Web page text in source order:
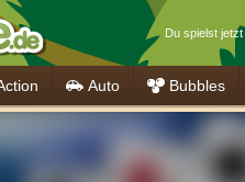
Du spielst jetzt
Auto Bubbles